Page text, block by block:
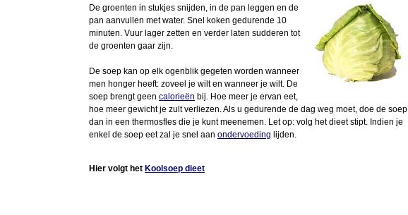
De groenten in stukjes snijden, in de pan leggen en de
pan aanvullen met water. Snel koken gedurende 10
minuten. Vuur lager zetten en verder laten sudderen tot
de groenten gaar zijn.
De soep kan op elk ogenblik gegeten worden wanneer
men honger heeft: zoveel je wilt en wanneer je wilt. De
soep brengt geen calorieën bij. Hoe meer je ervan eet,
hoe meer gewicht je zult verliezen. Als u gedurende de dag weg moet, doe de soep
dan in een thermosfles die je kunt meenemen. Let op: volg het dieet stipt. Indien je
enkel de soep eet zal je snel aan ondervoeding lijden.
Hier volgt het Koolsoep dieet